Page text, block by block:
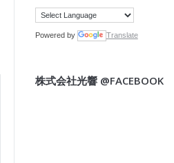
Powered by Translate
株式会社光響 @FACEBOOK